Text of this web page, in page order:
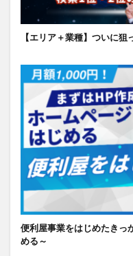
【エリア＋業種】ついに
便利屋事業をはじめたきっ
める～